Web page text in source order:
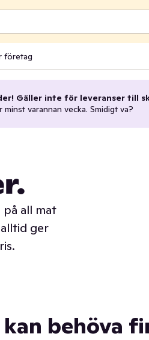
företag
Gäller inte för leveranser till
varannan vecka. Smidigt va?
all mat
ger
behöva